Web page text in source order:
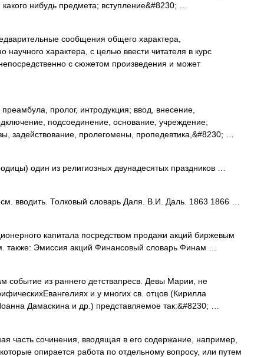
нибудь предмета; вступление&#8230; …
сообщения общего характера,
характера, с целью ввести читателя в курс
с сюжетом произведения и может
пролог, интродукция; ввод, внесение,
подсоединение, основание, учреждение;
задействование, пролегомены, пропедевтика,&#8230; …
один из религиозных двунадесятых праздников …
вводить. Толковый словарь Даля. В.И. Даль. 1863 1866 …
капитала посредством продажи акций биржевым
также: Эмиссия акций Финансовый словарь Финам …
из раннего детствапресв. Девы Марии, не
и у многих св. отцов (Кирилла
Дамаскина и др.) представляемое так:&#8230; …
сочинения, вводящая в его содержание, например,
опирается работа по отдельному вопросу, или путем